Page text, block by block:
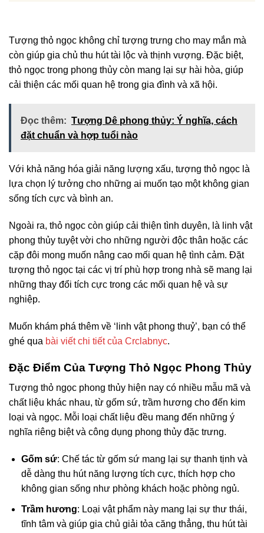
Tượng thỏ ngọc không chỉ tượng trưng cho may mắn mà
còn giúp gia chủ thu hút tài lộc và thịnh vượng. Đặc biệt,
thỏ ngọc trong phong thủy còn mang lại sự hài hòa, giúp
cải thiện các mối quan hệ trong gia đình và xã hội.
Đọc thêm: Tượng Dê phong thủy: Ý nghĩa, cách
đặt chuẩn và hợp tuổi nào
Với khả năng hóa giải năng lượng xấu, tượng thỏ ngọc là
lựa chọn lý tưởng cho những ai muốn tạo một không gian
sống tích cực và bình an.
Ngoài ra, thỏ ngọc còn giúp cải thiện tình duyên, là linh vật
phong thủy tuyệt vời cho những người độc thân hoặc các
cặp đôi mong muốn nâng cao mối quan hệ tình cảm. Đặt
tượng thỏ ngọc tại các vị trí phù hợp trong nhà sẽ mang lại
những thay đổi tích cực trong các mối quan hệ và sự
nghiệp.
Muốn khám phá thêm về ‘linh vật phong thuỷ’, bạn có thể
ghé qua bài viết chi tiết của Crclabnyc.
Đặc Điểm Của Tượng Thỏ Ngọc Phong Thủy
Tượng thỏ ngọc phong thủy hiện nay có nhiều mẫu mã và
chất liệu khác nhau, từ gốm sứ, trầm hương cho đến kim
loại và ngọc. Mỗi loại chất liệu đều mang đến những ý
nghĩa riêng biệt và công dụng phong thủy đặc trưng.
Gốm sứ: Chế tác từ gốm sứ mang lại sự thanh tịnh và
dễ dàng thu hút năng lượng tích cực, thích hợp cho
không gian sống như phòng khách hoặc phòng ngủ.
Trầm hương: Loại vật phẩm này mang lại sự thư thái,
tĩnh tâm và giúp gia chủ giải tỏa căng thẳng, thu hút tài